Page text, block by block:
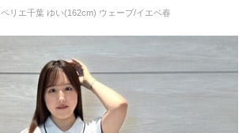
ペリエ千葉 ゆい(162cm) ウェーブ/イエベ春